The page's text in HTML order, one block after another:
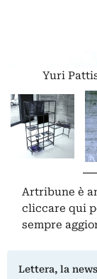
Yuri
Artribune è
cliccare qui
sempre
Lettera, la